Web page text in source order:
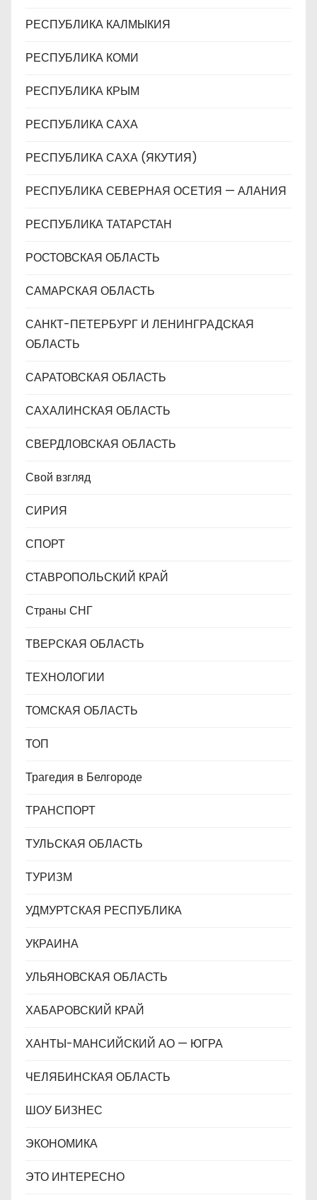
РЕСПУБЛИКА КАЛМЫКИЯ
РЕСПУБЛИКА КОМИ
РЕСПУБЛИКА КРЫМ
РЕСПУБЛИКА САХА
РЕСПУБЛИКА САХА (ЯКУТИЯ)
РЕСПУБЛИКА СЕВЕРНАЯ ОСЕТИЯ — АЛАНИЯ
РЕСПУБЛИКА ТАТАРСТАН
РОСТОВСКАЯ ОБЛАСТЬ
САМАРСКАЯ ОБЛАСТЬ
САНКТ-ПЕТЕРБУРГ И ЛЕНИНГРАДСКАЯ
ОБЛАСТЬ
САРАТОВСКАЯ ОБЛАСТЬ
САХАЛИНСКАЯ ОБЛАСТЬ
СВЕРДЛОВСКАЯ ОБЛАСТЬ
Свой взгляд
СИРИЯ
СПОРТ
СТАВРОПОЛЬСКИЙ КРАЙ
Страны СНГ
ТВЕРСКАЯ ОБЛАСТЬ
ТЕХНОЛОГИИ
ТОМСКАЯ ОБЛАСТЬ
ТОП
Трагедия в Белгороде
ТРАНСПОРТ
ТУЛЬСКАЯ ОБЛАСТЬ
ТУРИЗМ
УДМУРТСКАЯ РЕСПУБЛИКА
УКРАИНА
УЛЬЯНОВСКАЯ ОБЛАСТЬ
ХАБАРОВСКИЙ КРАЙ
ХАНТЫ-МАНСИЙСКИЙ АО — ЮГРА
ЧЕЛЯБИНСКАЯ ОБЛАСТЬ
ШОУ БИЗНЕС
ЭКОНОМИКА
ЭТО ИНТЕРЕСНО